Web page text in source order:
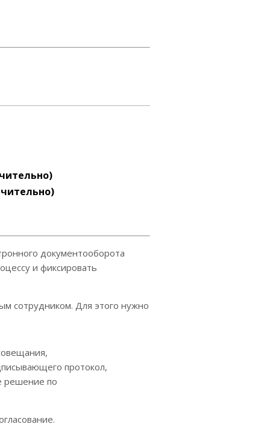
документооборота
и фиксировать
сотрудником. Для этого нужно
протокол,
решение по